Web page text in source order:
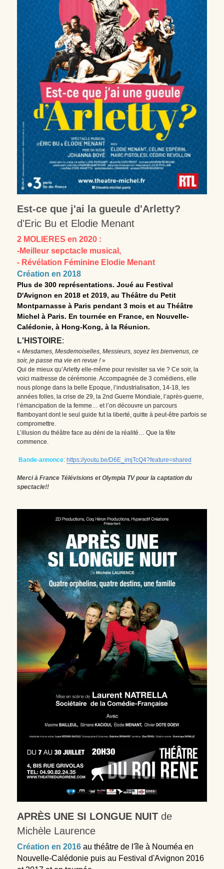
Est-ce que j'ai la gueule d'Arletty?
d'Eric Bu et Elodie Menant
2 MOLIERES en 2020 :
-Meilleur sepctacle musical,
- Révélation Féminine Elodie Menant
Création en 2018
Plus de 300 représentations. Joué au Festival
D'Avignon en 2018 et 2019, au Théâtre du Petit
Montparnasse à Paris pendant 3 mois et au Théâtre
Michel à Paris. En tournée en France, en Nouvelle-
Calédonie, à Hong-Kong, à la Réunion.
L'HISTOIRE:
« Mesdames, Mesdemoiselles, Messieurs, soyez les bienvenus, ce
soir, je passe ma vie en revue ! »
Qui de mieux qu’Arletty elle-même pour revisiter sa vie ? Ce soir, la
voici maitresse de cérémonie. Accompagnée de 3 comédiens, elle
nous plonge dans la belle Epoque, l’industrialisation, 14-18, les
années folles, la crise de 29, la 2nd Guerre Mondiale, l’après-guerre,
l’émancipation de la femme… et l’on découvre un parcours
flamboyant dont le seul guide fut la liberté, quitte à peut-être parfois se
compromettre.
L’illusion du théâtre face au déni de la réalité… Que la fête
commence.
Bande-annonce: https://youtu.be/D6E_imjTcQ4?feature=shared
Merci à France Télévisions et Olympia TV pour la captation du
spectacle!!
APRÈS UNE SI LONGUE NUIT de
Michèle Laurence
Création en 2016 au théâtre de l'île à Nouméa en
Nouvelle-Calédonie puis au Festival d'Avignon 2016